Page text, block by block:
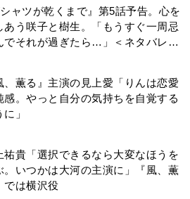
シャツが乾くまで』第5話予告。心を
あう咲子と樹生。「もうすぐ一周忌
でそれが過ぎたら…」＜ネタバレあ
、薫る』主演の見上愛「りんは恋愛
感。やっと自分の気持ちを自覚する
」
祐貴「選択できるなら大変なほうを
。いつかは大河の主演に」『風、薫
では横沢役